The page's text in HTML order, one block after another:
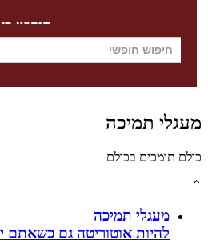
חיפוש באתר
תמיכה
בכולם
מעגלי תמיכה
להיות אוטוריטה גם כשאתם ישנים